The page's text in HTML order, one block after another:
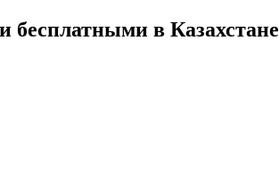
бесплатными в Казахстане